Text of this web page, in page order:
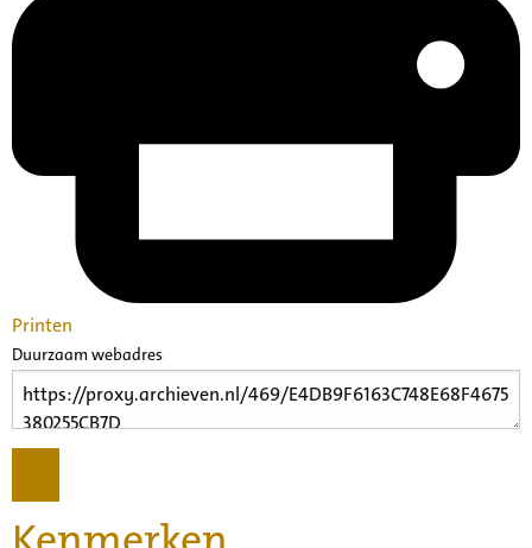
Printen
Duurzaam webadres